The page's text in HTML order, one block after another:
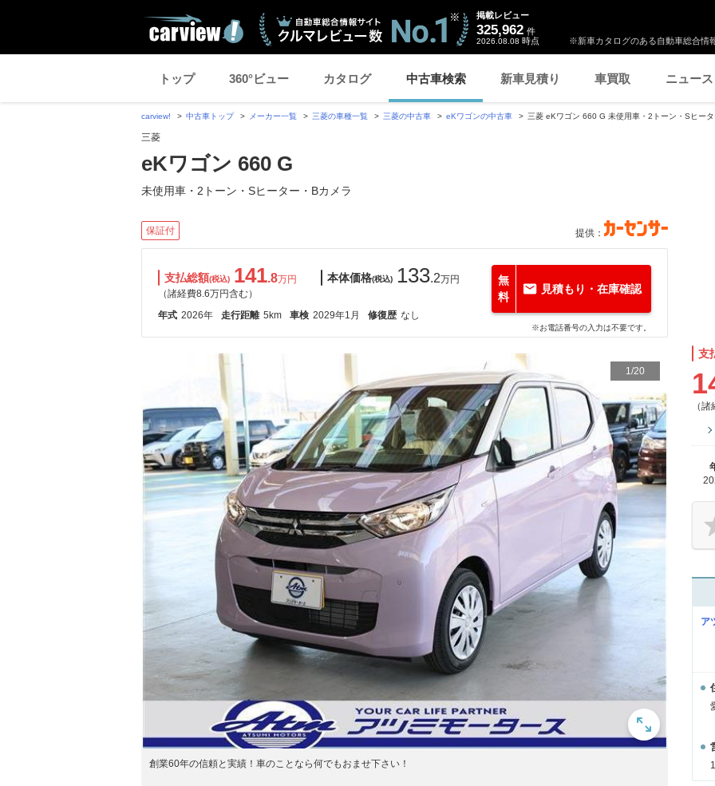
※新車カタログのある自動車総合情
掲載レビュー
325,962 件
2026.08.08 時点
トップ 360°ビュー カタログ 中古車検索 新車見積り 車買取 ニュース
carview! 中古車トップ メーカー一覧 三菱の車種一覧 三菱の中古車 eKワゴンの中古車 三菱 eKワゴン 660 G 未使用車・2トーン・Sヒー
三菱
eKワゴン 660 G
未使用車・2トーン・Sヒーター・Bカメラ
保証付 提供：
支払総額(税込) 141.8万円
（諸経費8.6万円含む）
本体価格(税込) 133.2万円
年式 2026年 走行距離 5km 車検 2029年1月 修復歴 なし
無
料
見積もり・在庫確認
※お電話番号の入力は不要です。
1/20
創業60年の信頼と実績！車のことなら何でもおませ下さい！
支
（
ア